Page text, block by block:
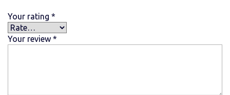
Your rating *
Your review *